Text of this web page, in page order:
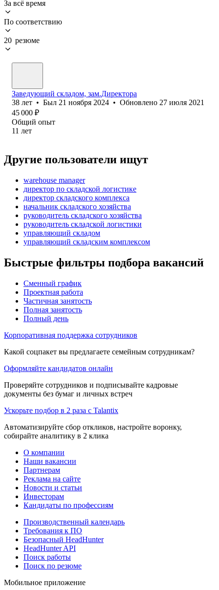
За всё время
По соответствию
20 резюме
Заведующий складом, зам.Директора
38 лет • Был 21 ноября 2024 • Обновлено 27 июля 2021
45 000 ₽
Общий опыт
11 лет
Другие пользователи ищут
warehouse manager
директор по складской логистике
директор складского комплекса
начальник складского хозяйства
руководитель складского хозяйства
руководитель складской логистики
управляющий складом
управляющий складским комплексом
Быстрые фильтры подбора вакансий
Сменный график
Проектная работа
Частичная занятость
Полная занятость
Полный день
Корпоративная поддержка сотрудников
Какой соцпакет вы предлагаете семейным сотрудникам?
Оформляйте кандидатов онлайн
Проверяйте сотрудников и подписывайте кадровые
документы без бумаг и личных встреч
Ускорьте подбор в 2 раза с Talantix
Автоматизируйте сбор откликов, настройте воронку,
собирайте аналитику в 2 клика
О компании
Наши вакансии
Партнерам
Реклама на сайте
Новости и статьи
Инвесторам
Кандидаты по профессиям
Производственный календарь
Требования к ПО
Безопасный HeadHunter
HeadHunter API
Поиск работы
Поиск по резюме
Мобильное приложение